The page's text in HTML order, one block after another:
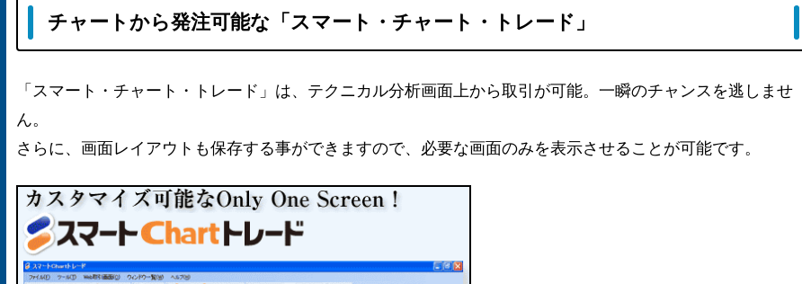
チャートから発注可能な「スマート・チャート・トレード」
「スマート・チャート・トレード」は、テクニカル分析画面上から取引が可能。一瞬のチャンスを逃しませ
ん。
さらに、画面レイアウトも保存する事ができますので、必要な画面のみを表示させることが可能です。